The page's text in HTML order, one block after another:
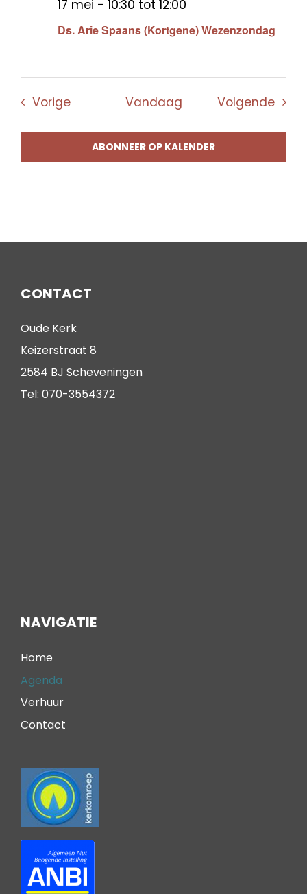
Ds. Arie Spaans (Kortgene) Wezenzondag
17 mei - 10:30 tot 12:00
VorigeEvenementenVandaag Volgende
ABONNEER OP KALENDER
CONTACT
Oude Kerk
Keizerstraat 8
2584 BJ Scheveningen
Tel: 070-3554372
NAVIGATIE
Home
Agenda
Verhuur
Contact